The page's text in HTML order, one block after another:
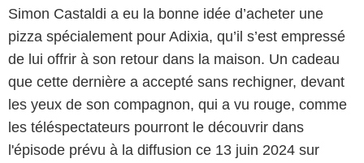
Simon Castaldi a eu la bonne idée d’acheter une
pizza spécialement pour Adixia, qu’il s’est empressé
de lui offrir à son retour dans la maison. Un cadeau
que cette dernière a accepté sans rechigner, devant
les yeux de son compagnon, qui a vu rouge, comme
les téléspectateurs pourront le découvrir dans
l'épisode prévu à la diffusion ce 13 juin 2024 sur